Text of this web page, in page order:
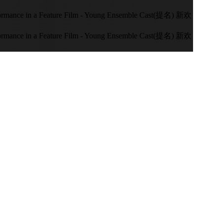
in a Feature Film - Young Ensemble Cast(提名) 新欢
in a Feature Film - Young Ensemble Cast(提名) 新欢